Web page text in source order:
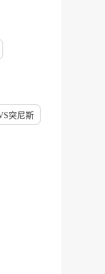
突尼斯